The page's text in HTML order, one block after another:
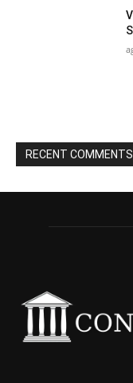
RECENT COMMENTS